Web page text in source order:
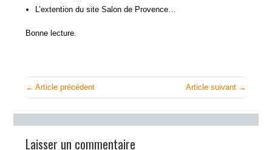
L’extention du site Salon de Provence…
Bonne lecture.
← Article précédent Article suivant →
Laisser un commentaire